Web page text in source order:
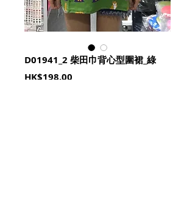
D01941_2 柴田巾背心型圍裙_綠
HK$198.00